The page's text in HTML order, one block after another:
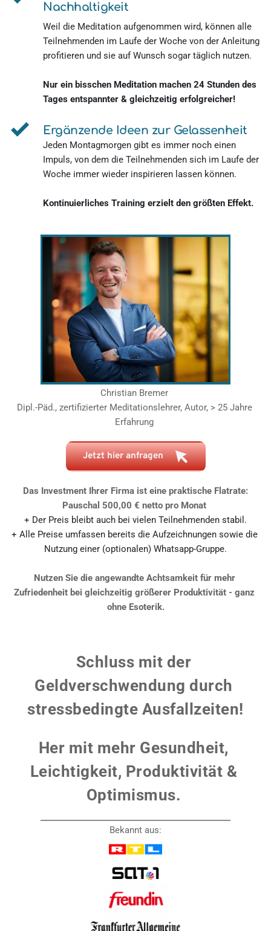
Nachhaltigkeit
Weil die Meditation aufgenommen wird, können alle
Teilnehmenden im Laufe der Woche von der Anleitung
profitieren und sie auf Wunsch sogar täglich nutzen.
Nur ein bisschen Meditation machen 24 Stunden des
Tages entspannter & gleichzeitig erfolgreicher!
Ergänzende Ideen zur Gelassenheit
Jeden Montagmorgen gibt es immer noch einen
Impuls, von dem die Teilnehmenden sich im Laufe der
Woche immer wieder inspirieren lassen können.
Kontinuierliches Training erzielt den größten Effekt.
Christian Bremer
Dipl.-Päd., zertifizierter Meditationslehrer, Autor, > 25 Jahre
Erfahrung
Jetzt hier anfragen
Das Investment Ihrer Firma ist eine praktische Flatrate:
Pauschal 500,00 € netto pro Monat
+ Der Preis bleibt auch bei vielen Teilnehmenden stabil.
+ Alle Preise umfassen bereits die Aufzeichnungen sowie die
Nutzung einer (optionalen) Whatsapp-Gruppe.
Nutzen Sie die angewandte Achtsamkeit für mehr
Zufriedenheit bei gleichzeitig größerer Produktivität - ganz
ohne Esoterik.
Schluss mit der
Geldverschwendung durch
stressbedingte Ausfallzeiten!
Her mit mehr Gesundheit,
Leichtigkeit, Produktivität &
Optimismus.
Bekannt aus: